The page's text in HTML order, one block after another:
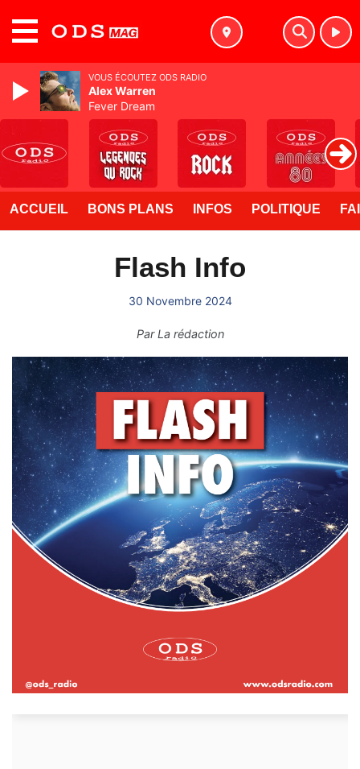
ACCUEIL BONS PLANS INFOS POLITIQUE
Flash Info
30 Novembre 2024
ParLa rédaction
VOUS ÉCOUTEZ ODS RADIO
Alex Warren
Fever Dream